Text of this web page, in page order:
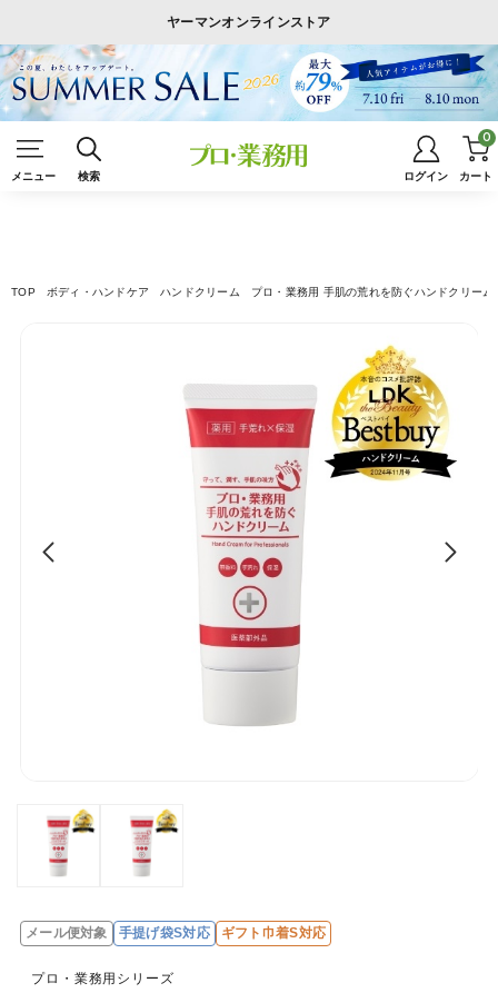
ヤーマンオンラインストア
メニュー 検索 ログイン カート
0
TOP ボディ・ハンドケア ハンドクリーム プロ・業務用 手肌の荒れを防ぐハンドクリーム
メール便対象 手提げ袋S対応 ギフト巾着S対応
プロ・業務用シリーズ